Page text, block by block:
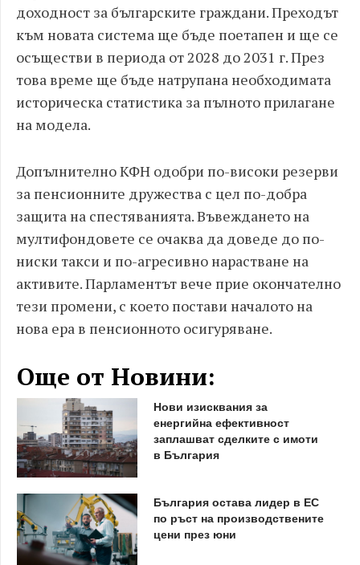
доходност за българските граждани. Преходът
към новата система ще бъде поетапен и ще се
осъществи в периода от 2028 до 2031 г. През
това време ще бъде натрупана необходимата
историческа статистика за пълното прилагане
на модела.
Допълнително КФН одобри по-високи резерви
за пенсионните дружества с цел по-добра
защита на спестяванията. Въвеждането на
мултифондовете се очаква да доведе до по-
ниски такси и по-агресивно нарастване на
активите. Парламентът вече прие окончателно
тези промени, с което постави началото на
нова ера в пенсионното осигуряване.
Още от Новини:
Нови изисквания за
енергийна ефективност
заплашват сделките с имоти
в България
България остава лидер в ЕС
по ръст на производствените
цени през юни